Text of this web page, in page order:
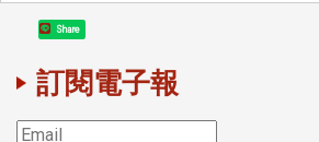
Share
訂閱電子報